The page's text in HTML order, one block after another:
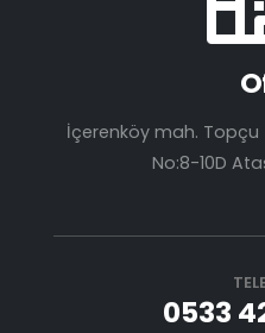
İçerenköy mah. Topçu
No:8-10D
0533